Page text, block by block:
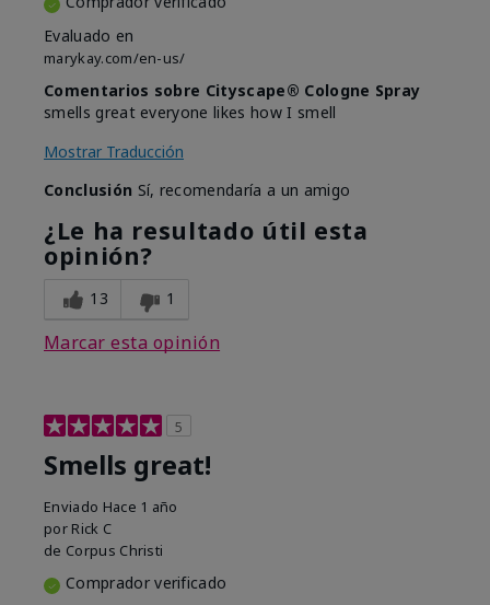
Evaluado en
marykay.com/en-us/
Comentarios sobre Cityscape® Cologne Spray
smells great everyone likes how I smell
Mostrar Traducción
Conclusión Sí, recomendaría a un amigo
¿Le ha resultado útil esta
opinión?
13 1
Marcar esta opinión
5
Smells great!
Enviado Hace 1 año
por Rick C
de Corpus Christi
Comprador verificado